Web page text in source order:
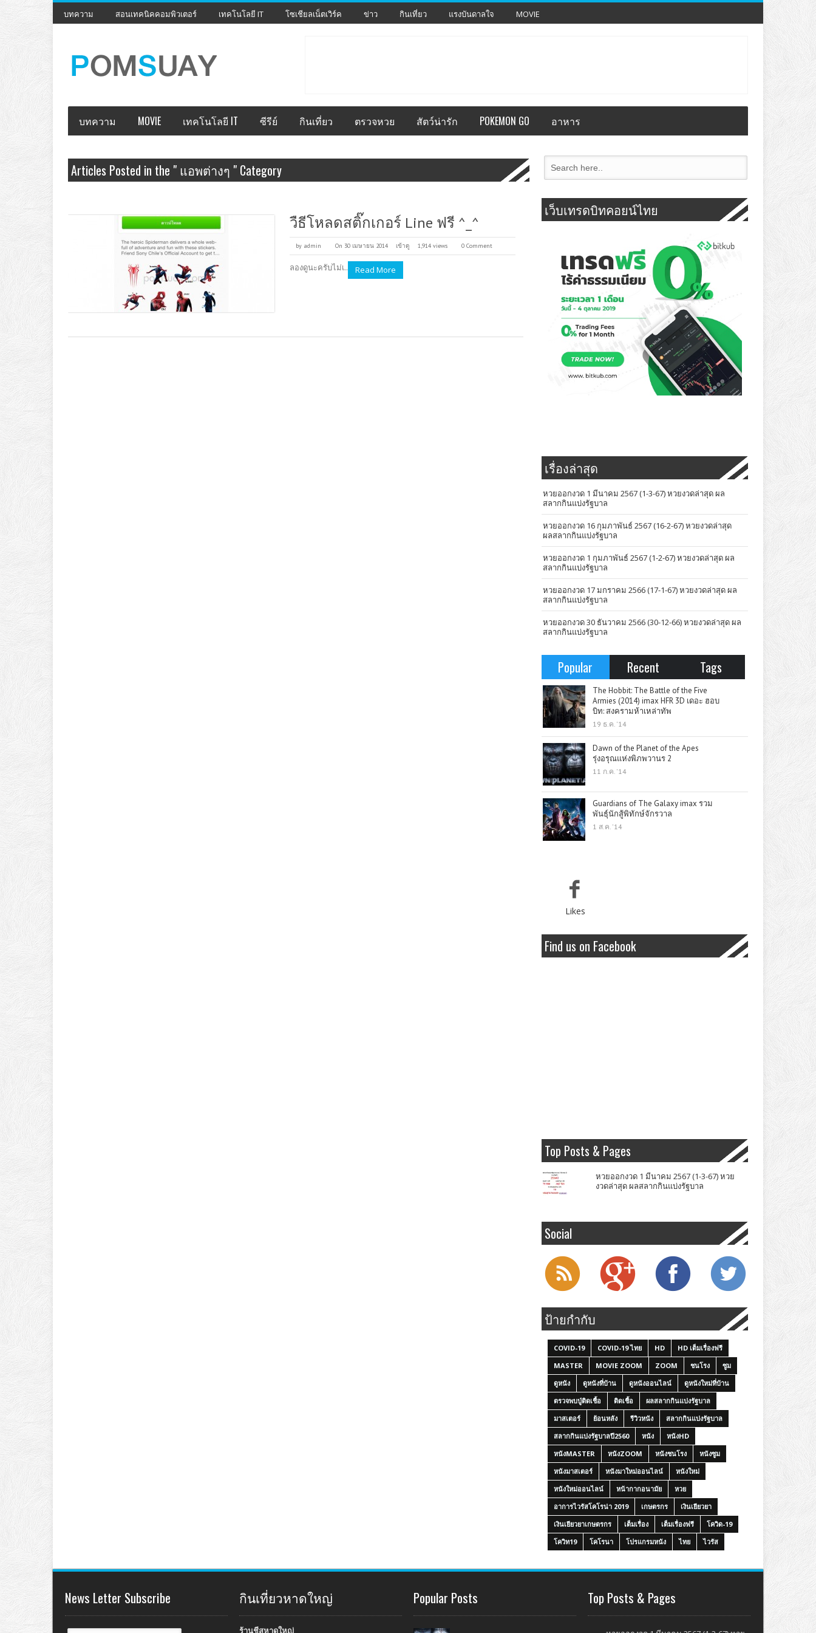
บทความ สอนเทคนิคคอมพิวเตอร์ เทคโนโลยี IT โซเชียลเน็ตเวิร์ค ข่าว กินเที่ยว แรงบันดาลใจ MOVIE
บทความ MOVIE เทคโนโลยี IT ซีรีย์ กินเที่ยว ตรวจหวย สัตว์น่ารัก POKEMON GO อาหาร
Articles Posted in the " แอพต่างๆ " Category
วืธีโหลดสติ๊กเกอร์ Line ฟรี ^_^
by admin On 30 เมษายน 2014 เข้าดู 1,914 views 0 Comment
ลองดูนะครับไม่เ.. Read More
เว็บเทรดบิทคอยน์ไทย
เรื่องล่าสุด
หวยออกงวด 1 มีนาคม 2567 (1-3-67) หวยงวดล่าสุด ผล
สลากกินแบ่งรัฐบาล
หวยออกงวด 16 กุมภาพันธ์ 2567 (16-2-67) หวยงวดล่าสุด
ผลสลากกินแบ่งรัฐบาล
หวยออกงวด 1 กุมภาพันธ์ 2567 (1-2-67) หวยงวดล่าสุด ผล
สลากกินแบ่งรัฐบาล
หวยออกงวด 17 มกราคม 2566 (17-1-67) หวยงวดล่าสุด ผล
สลากกินแบ่งรัฐบาล
หวยออกงวด 30 ธันวาคม 2566 (30-12-66) หวยงวดล่าสุด ผล
สลากกินแบ่งรัฐบาล
Popular Recent Tags
The Hobbit: The Battle of the Five
Armies (2014) imax HFR 3D เดอะ ฮอบ
บิท: สงครามห้าเหล่าทัพ
19 ธ.ค. '14
Dawn of the Planet of the Apes
รุ่งอรุณแห่งพิภพวานร 2
11 ก.ค. '14
Guardians of The Galaxy imax รวม
พันธุ์นักสู้พิทักษ์จักรวาล
1 ส.ค. '14
Likes
Find us on Facebook
Top Posts & Pages
หวยออกงวด 1 มีนาคม 2567 (1-3-67) หวย
งวดล่าสุด ผลสลากกินแบ่งรัฐบาล
Social
ป้ายกำกับ
COVID-19 COVID-19 ไทย HD
HD เต็มเรื่องฟรี
MASTER
MOVIE ZOOM ZOOM ชนโรง
ซูม
ดูหนัง
ดูหนังที่บ้าน ดูหนังออนไลน์
ดูหนังใหม่ที่บ้าน
ตรวจพบปู่ติดเชื้อ
ติดเชื้อ
ผลสลากกินแบ่งรัฐบาล
มาสเตอร์
ย้อนหลัง รีวิวหนัง
สลากกินแบ่งรัฐบาล
สลากกินแบ่งรัฐบาลปี2560
หนัง
หนังHD
หนังMASTER
หนังZOOM หนังชนโรง
หนังซูม
หนังมาสเตอร์
หนังมาใหม่ออนไลน์
หนังใหม่
หนังใหม่ออนไลน์
หน้ากากอนามัย
หวย
อาการไวรัสโคโรน่า 2019
เกษตรกร
เงินเยียวยา
เงินเยียวยาเกษตรกร
เต็มเรื่อง เต็มเรื่องฟรี
โควิด-19
โควิท19
โคโรนา โปรแกรมหนัง ไทย ไวรัส
News Letter Subscribe กินเที่ยวหาดใหญ่
ร้านชีสหาดใหญ่
Popular Posts Top Posts & Pages